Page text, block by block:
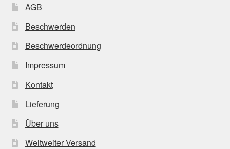
AGB
Beschwerden
Beschwerdeordnung
Impressum
Kontakt
Lieferung
Über uns
Weltweiter Versand